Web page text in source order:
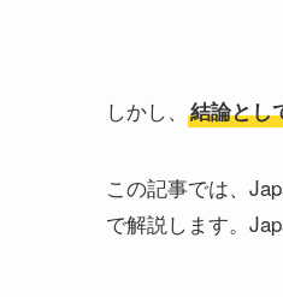
しかし、 結論とし
この記事では、
で解説します。